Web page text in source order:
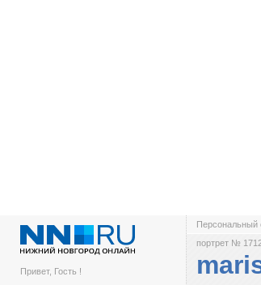
Привет, Гость !
Персональный
портрет №